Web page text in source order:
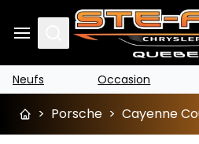
Search
Neufs Occasion
> Porsche > Cayenne